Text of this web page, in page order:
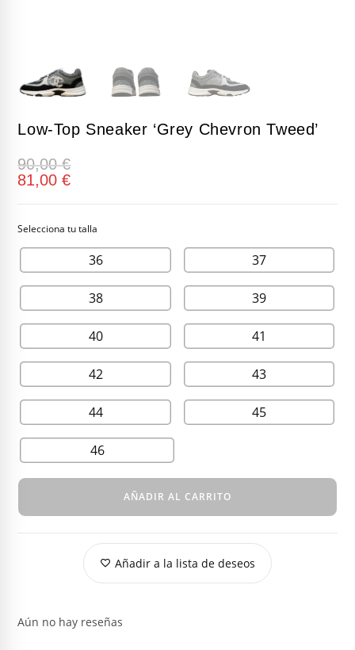
Low-Top Sneaker ‘Grey Chevron Tweed’
90,00€
81,00€
36 37
38 39
40 41
42 43
44 45
46
AÑADIR AL CARRITO
Añadir a la lista de deseos
Aún no hay reseñas